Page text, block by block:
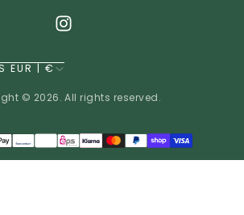
EUR | €
© 2026. All rights reserved.
Méthodes
de